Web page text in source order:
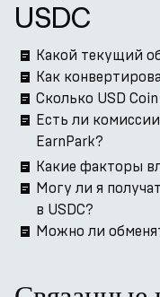
USDC
Какой текущий
Как
Сколько USD Coin
Есть ли
EarnPark?
Какие факторы
Могу ли я
в USDC?
Можно ли